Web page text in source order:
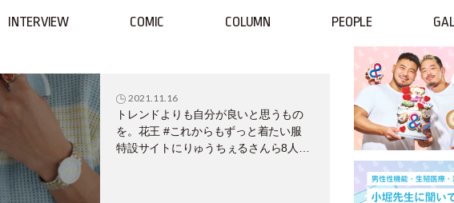
INTERVIEW COMIC COLUMN PEOPLE
2021.11.16
トレンドよりも自分が良いと思うもの
を。花王 #これからもずっと着たい服
特設サイトにりゅうちぇるさんら8人が